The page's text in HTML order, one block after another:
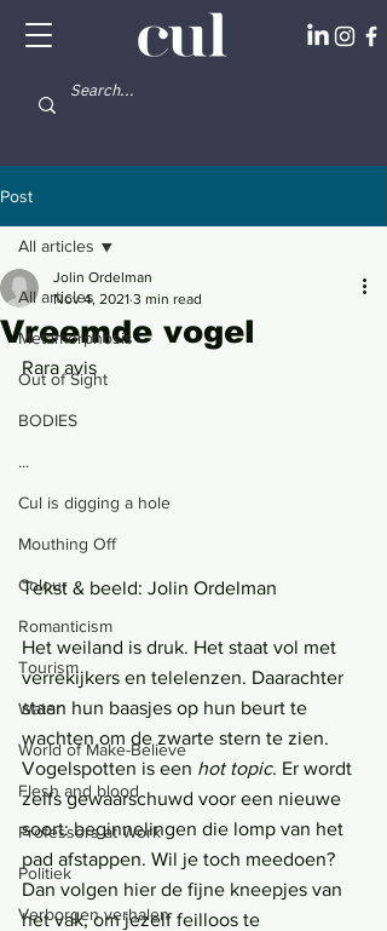
Post
All articles
Metamorphosis
Out of Sight
BODIES
...
Cul is digging a hole
Mouthing Off
Colour
Romanticism
Tourism
Water
World of Make-Believe
Flesh and blood
Professors at Work
Politiek
Verborgen verhalen
All articles
Vreemde vogel
Jolin Ordelman
Nov 4, 2021 3 min read
Rara avis
Tekst & beeld: Jolin Ordelman
Het weiland is druk. Het staat vol met
verrekijkers en telelenzen. Daarachter
staan hun baasjes op hun beurt te
wachten om de zwarte stern te zien.
Vogelspotten is een hot topic. Er wordt
zelfs gewaarschuwd voor een nieuwe
soort: beginnelingen die lomp van het
pad afstappen. Wil je toch meedoen?
Dan volgen hier de fijne kneepjes van
het vak, om jezelf feilloos te